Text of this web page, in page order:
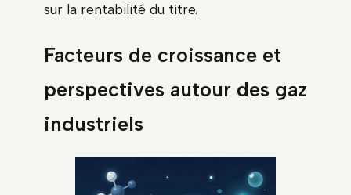
sur la rentabilité du titre.
Facteurs de croissance et
perspectives autour des gaz
industriels